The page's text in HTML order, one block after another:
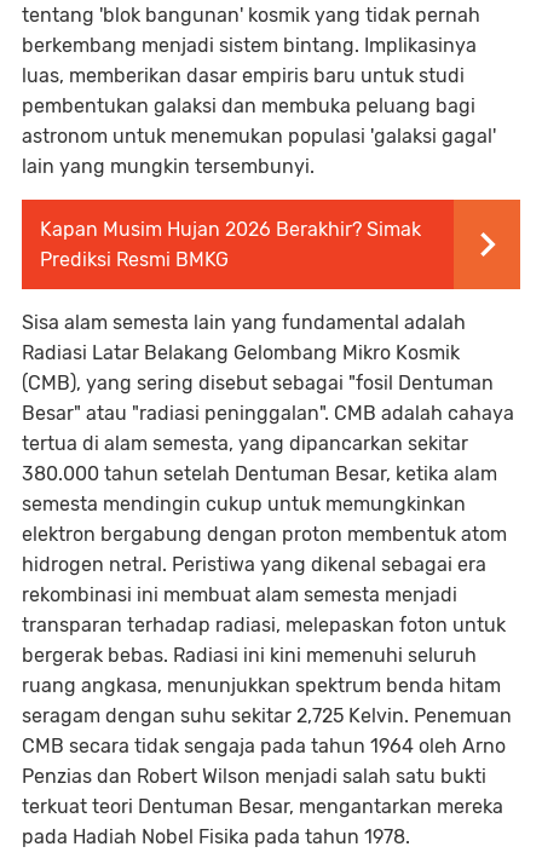
tentang 'blok bangunan' kosmik yang tidak pernah
berkembang menjadi sistem bintang. Implikasinya
luas, memberikan dasar empiris baru untuk studi
pembentukan galaksi dan membuka peluang bagi
astronom untuk menemukan populasi 'galaksi gagal'
lain yang mungkin tersembunyi.
Kapan Musim Hujan 2026 Berakhir? Simak
Prediksi Resmi BMKG
Sisa alam semesta lain yang fundamental adalah
Radiasi Latar Belakang Gelombang Mikro Kosmik
(CMB), yang sering disebut sebagai "fosil Dentuman
Besar" atau "radiasi peninggalan". CMB adalah cahaya
tertua di alam semesta, yang dipancarkan sekitar
380.000 tahun setelah Dentuman Besar, ketika alam
semesta mendingin cukup untuk memungkinkan
elektron bergabung dengan proton membentuk atom
hidrogen netral. Peristiwa yang dikenal sebagai era
rekombinasi ini membuat alam semesta menjadi
transparan terhadap radiasi, melepaskan foton untuk
bergerak bebas. Radiasi ini kini memenuhi seluruh
ruang angkasa, menunjukkan spektrum benda hitam
seragam dengan suhu sekitar 2,725 Kelvin. Penemuan
CMB secara tidak sengaja pada tahun 1964 oleh Arno
Penzias dan Robert Wilson menjadi salah satu bukti
terkuat teori Dentuman Besar, mengantarkan mereka
pada Hadiah Nobel Fisika pada tahun 1978.